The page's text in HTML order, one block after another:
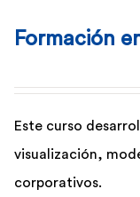
Formación
Este curso
visualización,
corporativos.